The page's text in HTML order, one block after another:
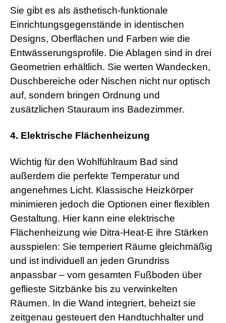
Sie gibt es als ästhetisch-funktionale
Einrichtungsgegenstände in identischen
Designs, Oberflächen und Farben wie die
Entwässerungsprofile. Die Ablagen sind in drei
Geometrien erhältlich. Sie werten Wandecken,
Duschbereiche oder Nischen nicht nur optisch
auf, sondern bringen Ordnung und
zusätzlichen Stauraum ins Badezimmer.
4. Elektrische Flächenheizung
Wichtig für den Wohlfühlraum Bad sind
außerdem die perfekte Temperatur und
angenehmes Licht. Klassische Heizkörper
minimieren jedoch die Optionen einer flexiblen
Gestaltung. Hier kann eine elektrische
Flächenheizung wie Ditra-Heat-E ihre Stärken
ausspielen: Sie temperiert Räume gleichmäßig
und ist individuell an jeden Grundriss
anpassbar – vom gesamten Fußboden über
geflieste Sitzbänke bis zu verwinkelten
Räumen. In die Wand integriert, beheizt sie
zeitgenau gesteuert den Handtuchhalter und